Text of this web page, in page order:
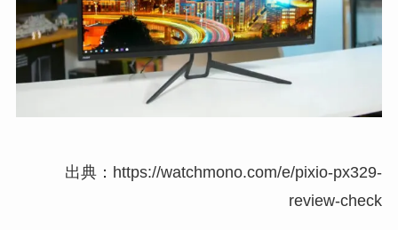
出典：https://watchmono.com/e/pixio-px329-
review-check